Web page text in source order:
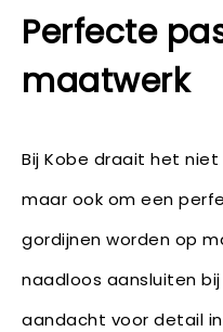
Perfecte
maatwerk
Bij Kobe draait het
maar ook om een
gordijnen worden op
naadloos aansluiten
aandacht voor detail